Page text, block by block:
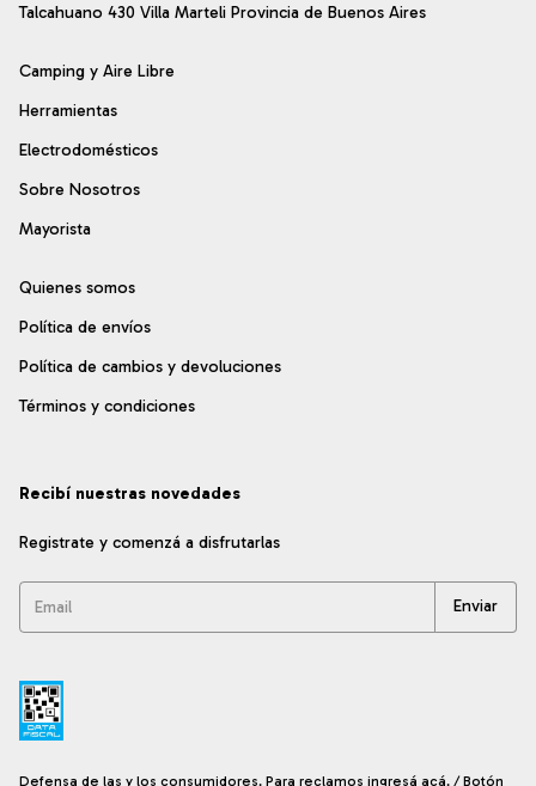
Talcahuano 430 Villa Marteli Provincia de Buenos Aires
Camping y Aire Libre
Herramientas
Electrodomésticos
Sobre Nosotros
Mayorista
Quienes somos
Política de envíos
Política de cambios y devoluciones
Términos y condiciones
Recibí nuestras novedades
Registrate y comenzá a disfrutarlas
Defensa de las y los consumidores. Para reclamos ingresá acá. / Botón